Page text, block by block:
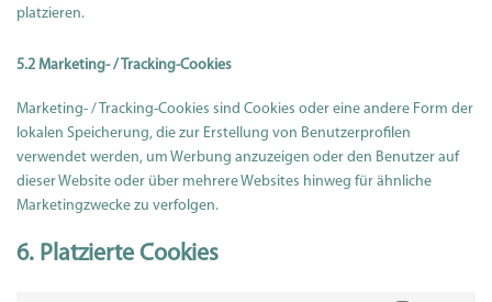
platzieren.
5.2 Marketing- / Tracking-Cookies
Marketing- / Tracking-Cookies sind Cookies oder eine andere Form der
lokalen Speicherung, die zur Erstellung von Benutzerprofilen
verwendet werden, um Werbung anzuzeigen oder den Benutzer auf
dieser Website oder über mehrere Websites hinweg für ähnliche
Marketingzwecke zu verfolgen.
6. Platzierte Cookies